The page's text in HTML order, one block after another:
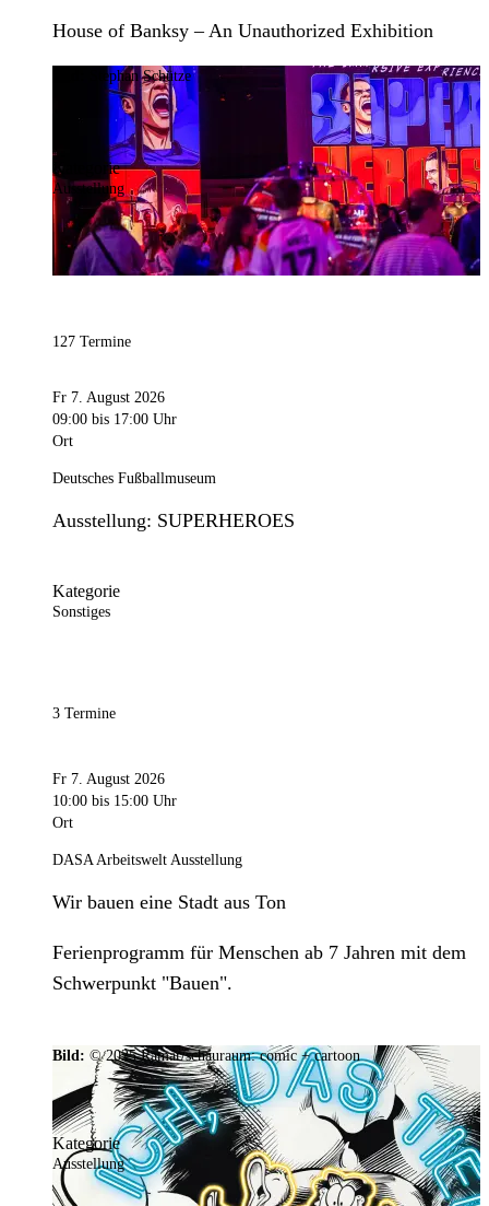
House of Banksy – An Unauthorized Exhibition
Stephan Schütze
Kategorie
Ausstellung
127 Termine
Fr 7. August 2026
09:00 bis 17:00 Uhr
Ort
Deutsches Fußballmuseum
Ausstellung: SUPERHEROES
Kategorie
Sonstiges
3 Termine
Fr 7. August 2026
10:00 bis 15:00 Uhr
Ort
DASA Arbeitswelt Ausstellung
Wir bauen eine Stadt aus Ton
Ferienprogramm für Menschen ab 7 Jahren mit dem
Schwerpunkt "Bauen".
Bild: © 2025 Ramar/schauraum: comic + cartoon
Kategorie
Ausstellung